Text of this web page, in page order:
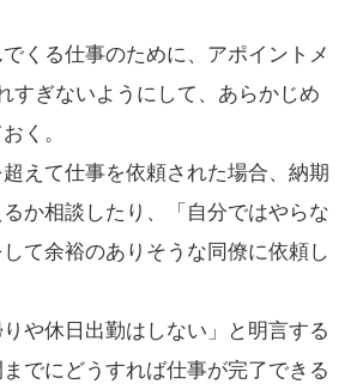
でくる仕事のために、アポイントメ
すぎないようにして、あらかじめ
く。
超えて仕事を依頼された場合、納期
か相談したり、「自分ではやらな
て余裕のありそうな同僚に依頼し
りや休日出勤はしない」と明言する
でにどうすれば仕事が完了できる